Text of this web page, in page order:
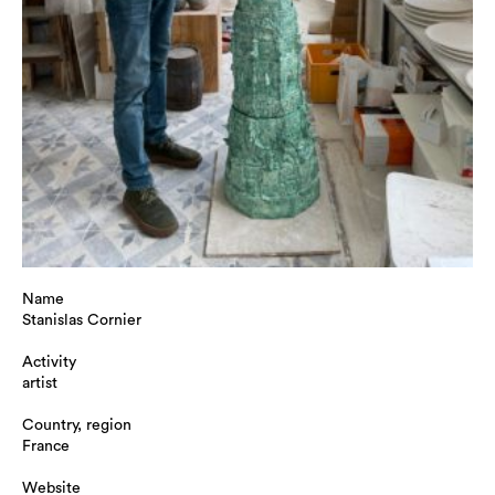
Name
Stanislas Cornier
Activity
artist
Country, region
France
Website